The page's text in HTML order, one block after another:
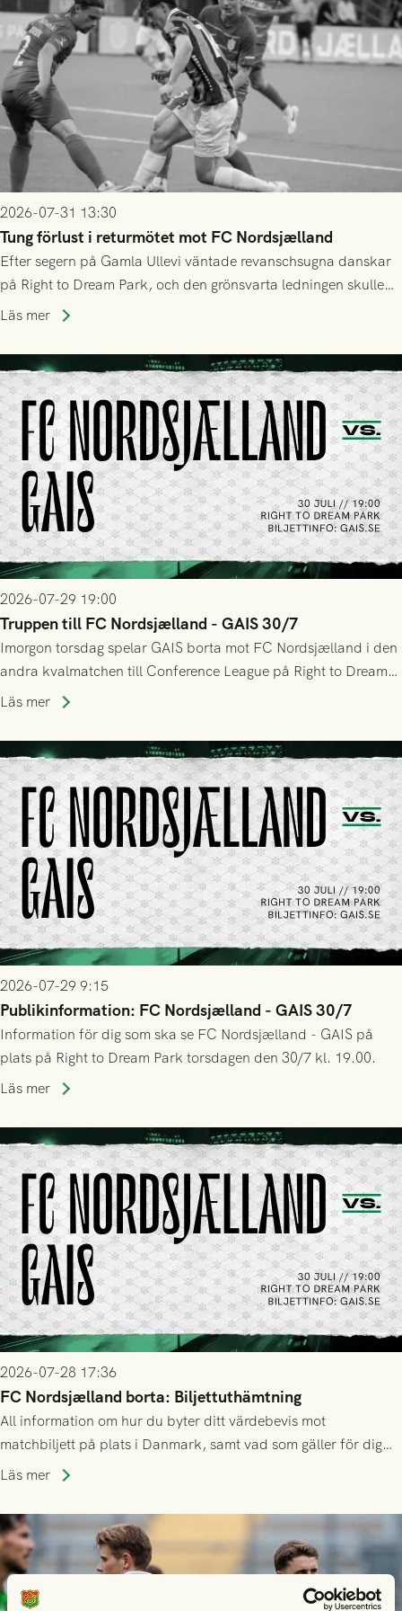
2026-07-31 13:30
Tung förlust i returmötet mot FC Nordsjælland
Efter segern på Gamla Ullevi väntade revanschsugna danskar
på Right to Dream Park, och den grönsvarta ledningen skulle
upphöra efter mindre än kvarten spelad. På lika mark visade
tennissiffror och det grönsvarta europaäventyret tog slut.
Läs mer
2026-07-29 19:00
Truppen till FC Nordsjælland - GAIS 30/7
Imorgon torsdag spelar GAIS borta mot FC Nordsjælland i den
andra kvalmatchen till Conference League på Right to Dream
Park! Fredrik Holmberg och ledarstaben har tagit ut följande
Läs mer
2026-07-29 9:15
Publikinformation: FC Nordsjælland - GAIS 30/7
Information för dig som ska se FC Nordsjælland - GAIS på
plats på Right to Dream Park torsdagen den 30/7 kl. 19.00.
Läs mer
2026-07-28 17:36
FC Nordsjælland borta: Biljettuthämtning
All information om hur du byter ditt värdebevis mot
matchbiljett på plats i Danmark, samt vad som gäller för dig
som står på reservlista eller fått förhinder.
Läs mer